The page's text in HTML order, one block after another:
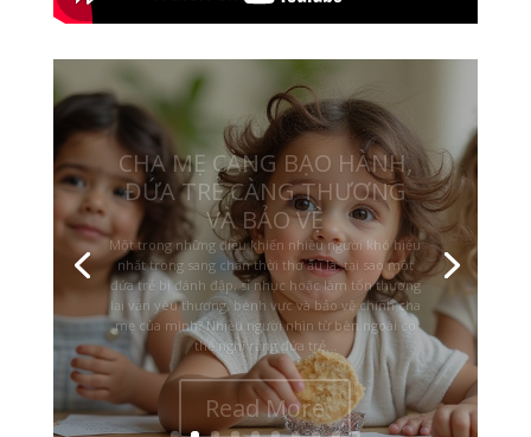
CHA MẸ CÀNG BẠO HÀNH,
ĐỨA TRẺ CÀNG THƯƠNG
VÀ BẢO VỆ
Một trong những điều khiến nhiều người khó hiểu
nhất trong sang chấn thời thơ ấu là: tại sao một
đứa trẻ bị đánh đập, sỉ nhục hoặc làm tổn thương
lại vẫn yêu thương, bênh vực và bảo vệ chính cha
mẹ của mình? Nhiều người nhìn từ bên ngoài có
thể nghĩ rằng đứa trẻ...
Read More